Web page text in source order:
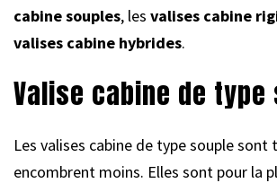
cabine souples, les valises cabine
valises cabine hybrides.
Valise cabine de type
Les valises cabine de type souple sont
encombrent moins. Elles sont pour la